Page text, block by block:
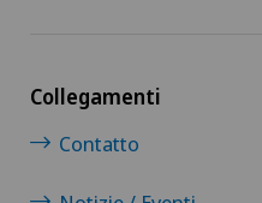
Collegamenti
Contatto